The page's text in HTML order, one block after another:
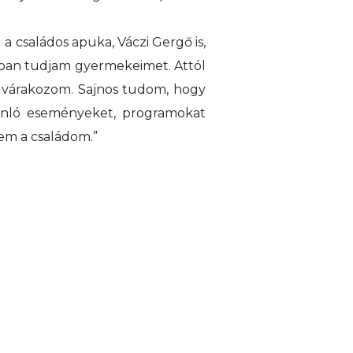
apuka, Váczi Gergő is,
tudjam gyermekeimet. Attól
Sajnos tudom, hogy
eseményeket, programokat
a családom.”